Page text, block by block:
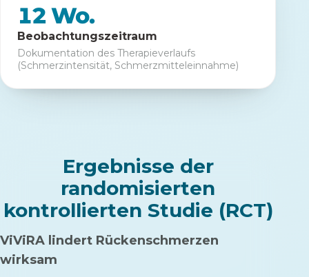
12 Wo.
Beobachtungszeitraum
Dokumentation des Therapieverlaufs
(Schmerzintensität, Schmerzmitteleinnahme)
Ergebnisse der
randomisierten
kontrollierten Studie (RCT)
ViViRA lindert Rückenschmerzen
wirksam